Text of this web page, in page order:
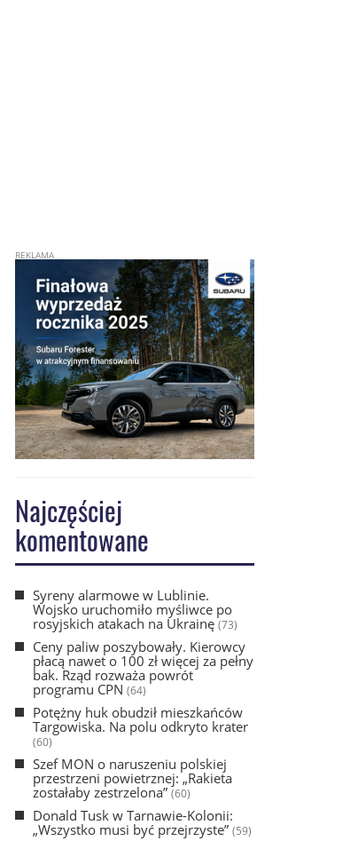
Najczęściej
komentowane
Syreny alarmowe w Lublinie.
Wojsko uruchomiło myśliwce po
rosyjskich atakach na Ukrainę(73)
Ceny paliw poszybowały. Kierowcy
płacą nawet o 100 zł więcej za pełny
bak. Rząd rozważa powrót
programu CPN (64)
Potężny huk obudził mieszkańców
Targowiska. Na polu odkryto krater
(60)
Szef MON o naruszeniu polskiej
przestrzeni powietrznej: „Rakieta
zostałaby zestrzelona” (60)
Donald Tusk w Tarnawie-Kolonii:
„Wszystko musi być przejrzyste” (59)